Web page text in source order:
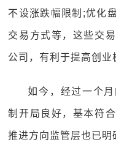
不设涨跌幅限制;优化
交易方式等，这些交
公司，有利于提高创业
如今，经过一个
制开局良好，基本符
推进方向监管层也已